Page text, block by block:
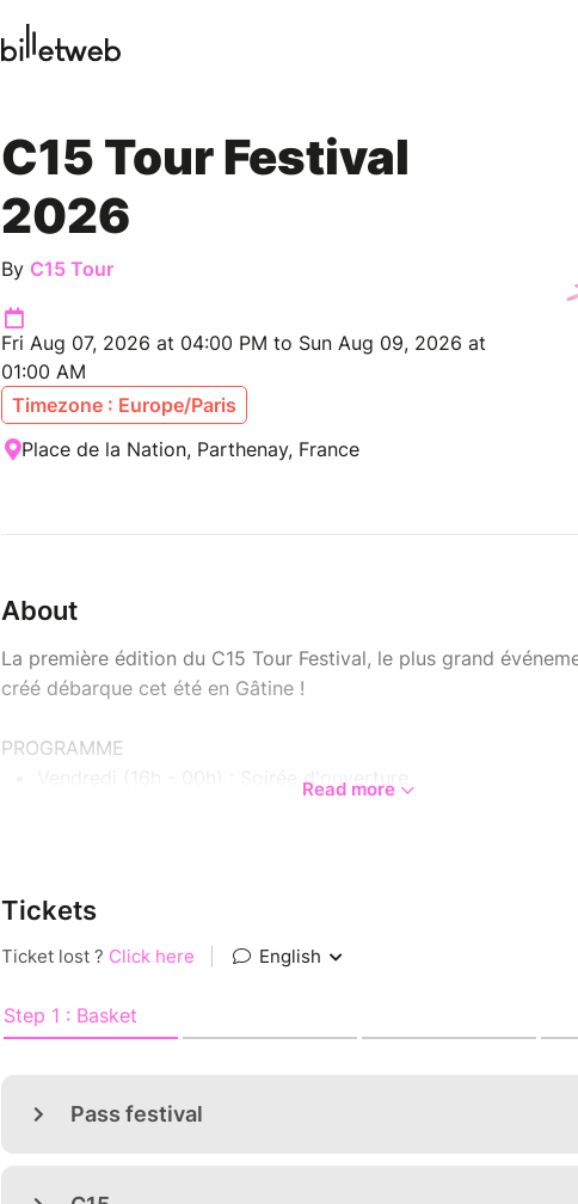
C15 Tour Festival
2026
By C15 Tour
Fri Aug 07, 2026 at 04:00 PM to Sun Aug 09, 2026 at
01:00 AM
Timezone : Europe/Paris
Place de la Nation, Parthenay, France
About
La première édition du C15 Tour Festival, le plus grand
créé débarque cet été en Gâtine !
PROGRAMME
Vendredi (16h - 00h) : Soirée d'ouverture
Si vous venez en C15, on vous conseille vivement de rester
vendredi soir au dimanche maitn !
ACCÈS & CAMPING
C15 : Réservez un billet « Emplacement C15 » et rendez-
Attention les places sont limitées !
votre C15 ne soit pas stanionné à plat.
Read more
Tickets